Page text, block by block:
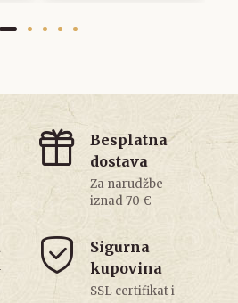
Besplatna
dostava
Za narudžbe
iznad 70 €
Sigurna
kupovina
SSL certifikat i